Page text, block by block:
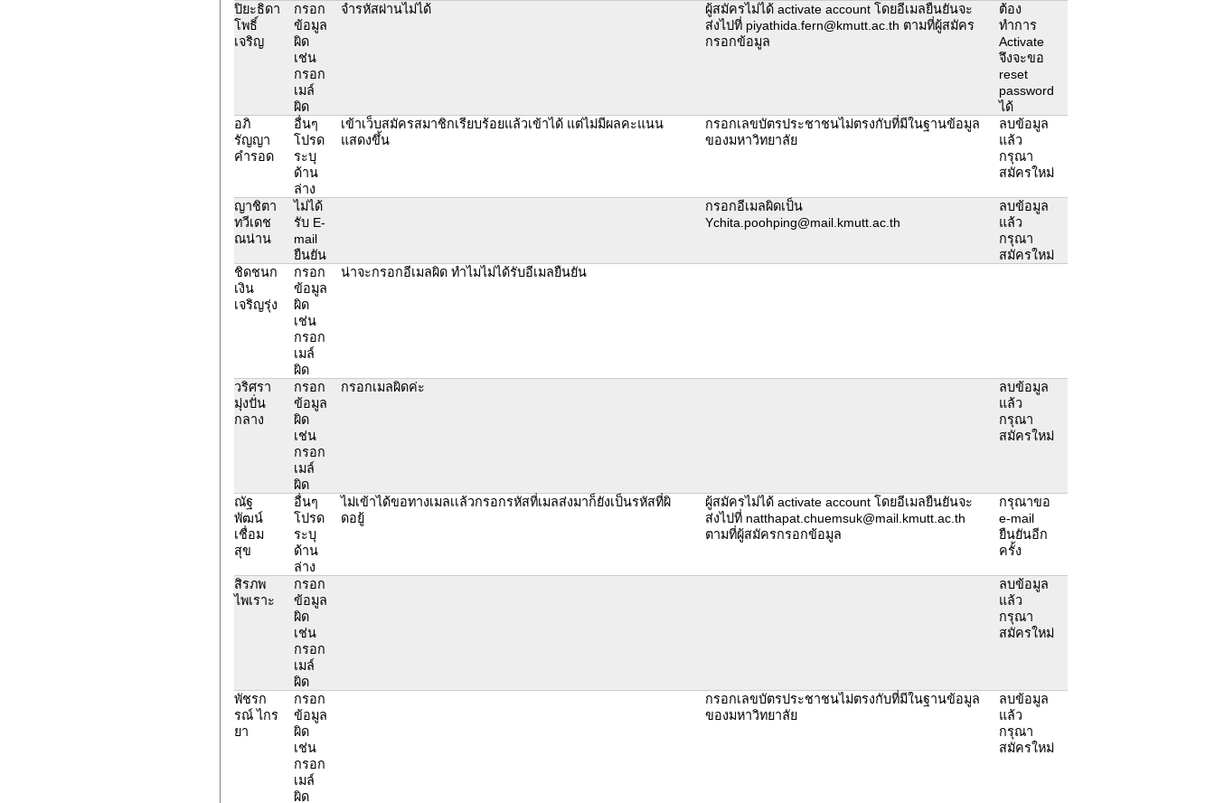
ปิยะธิดา
โพธิ์
เจริญ
กรอก
ข้อมูล
ผิด
เช่น
กรอก
เมล์
ผิด
จำรหัสผ่านไม่ได้
ผู้สมัครไม่ได้ activate account โดยอีเมลยืนยันจะ
ส่งไปที่ piyathida.fern@kmutt.ac.th ตามที่ผู้สมัคร
กรอกข้อมูล
ต้อง
ทำการ
Activate
จึงจะขอ
reset
password
ได้
อภิ
รัญญา
คำรอด
อื่นๆ
โปรด
ระบุ
ด้าน
ล่าง
เข้าเว็บสมัครสมาชิกเรียบร้อยแล้วเข้าได้ แต่ไม่มีผลคะแนน
แสดงขึ้น
กรอกเลขบัตรประชาชนไม่ตรงกับที่มีในฐานข้อมูล
ของมหาวิทยาลัย
ลบข้อมูล
แล้ว
กรุณา
สมัครใหม่
ญาชิตา
ทวีเดช
ณน่าน
ไม่ได้
รับ E-
mail
ยืนยัน
กรอกอีเมลผิดเป็น
Ychita.poohping@mail.kmutt.ac.th
ลบข้อมูล
แล้ว
กรุณา
สมัครใหม่
ชิดชนก
เงิน
เจริญรุ่ง
กรอก
ข้อมูล
ผิด
เช่น
กรอก
เมล์
ผิด
น่าจะกรอกอีเมลผิด ทำไมไม่ได้รับอีเมลยืนยัน
วริศรา
มุ่งปั่น
กลาง
กรอก
ข้อมูล
ผิด
เช่น
กรอก
เมล์
ผิด
กรอกเมลผิดค่ะ
ลบข้อมูล
แล้ว
กรุณา
สมัครใหม่
ณัฐ
พัฒน์
เชื่อม
สุข
อื่นๆ
โปรด
ระบุ
ด้าน
ล่าง
ไม่เข้าได้ขอทางเมลเเล้วกรอกรหัสที่เมลส่งมาก็ยังเป็นรหัสที่ผิ
ดอยู้
ผู้สมัครไม่ได้ activate account โดยอีเมลยืนยันจะ
ส่งไปที่ natthapat.chuemsuk@mail.kmutt.ac.th
ตามที่ผู้สมัครกรอกข้อมูล
กรุณาขอ
e-mail
ยืนยันอีก
ครั้ง
สิรภพ
ไพเราะ
กรอก
ข้อมูล
ผิด
เช่น
กรอก
เมล์
ผิด
ลบข้อมูล
แล้ว
กรุณา
สมัครใหม่
พัชรก
รณ์ ไกร
ยา
กรอก
ข้อมูล
ผิด
เช่น
กรอก
เมล์
ผิด
กรอกเลขบัตรประชาชนไม่ตรงกับที่มีในฐานข้อมูล
ของมหาวิทยาลัย
ลบข้อมูล
แล้ว
กรุณา
สมัครใหม่